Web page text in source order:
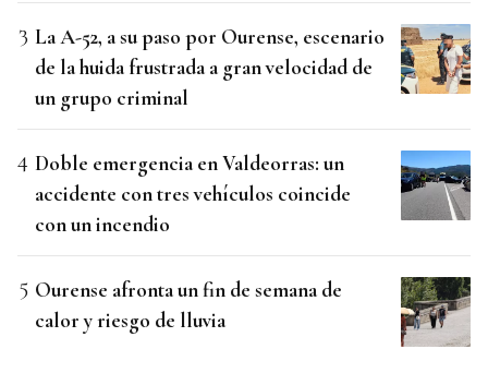
La A-52, a su paso por Ourense, escenario
de la huida frustrada a gran velocidad de
un grupo criminal
Doble emergencia en Valdeorras: un
accidente con tres vehículos coincide
con un incendio
Ourense afronta un fin de semana de
calor y riesgo de lluvia